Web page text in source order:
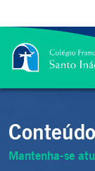
Mantenha-se